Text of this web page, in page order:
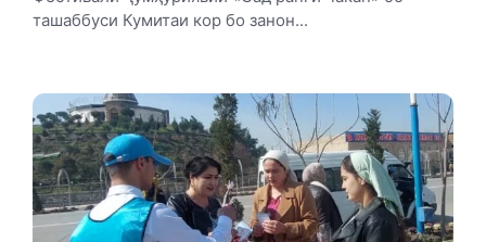
ташаббуси Кумитаи кор бо занон...